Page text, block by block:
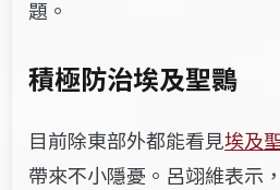
題。
積極防治埃及聖䴉
目前除東部外都能看見埃及
帶來不小隱憂。呂翊維表示